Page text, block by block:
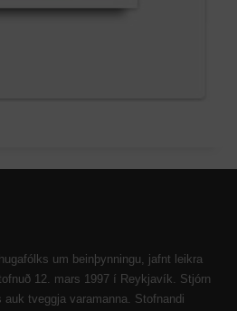
um beinþynningu, jafnt leikra
12. mars 1997 í Reykjavík. Stjórn
tveggja varamanna. Stofnandi